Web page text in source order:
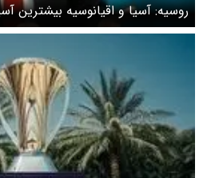
روسیه: آسیا و اقیانوسیه بیشترین
آمریکا دید